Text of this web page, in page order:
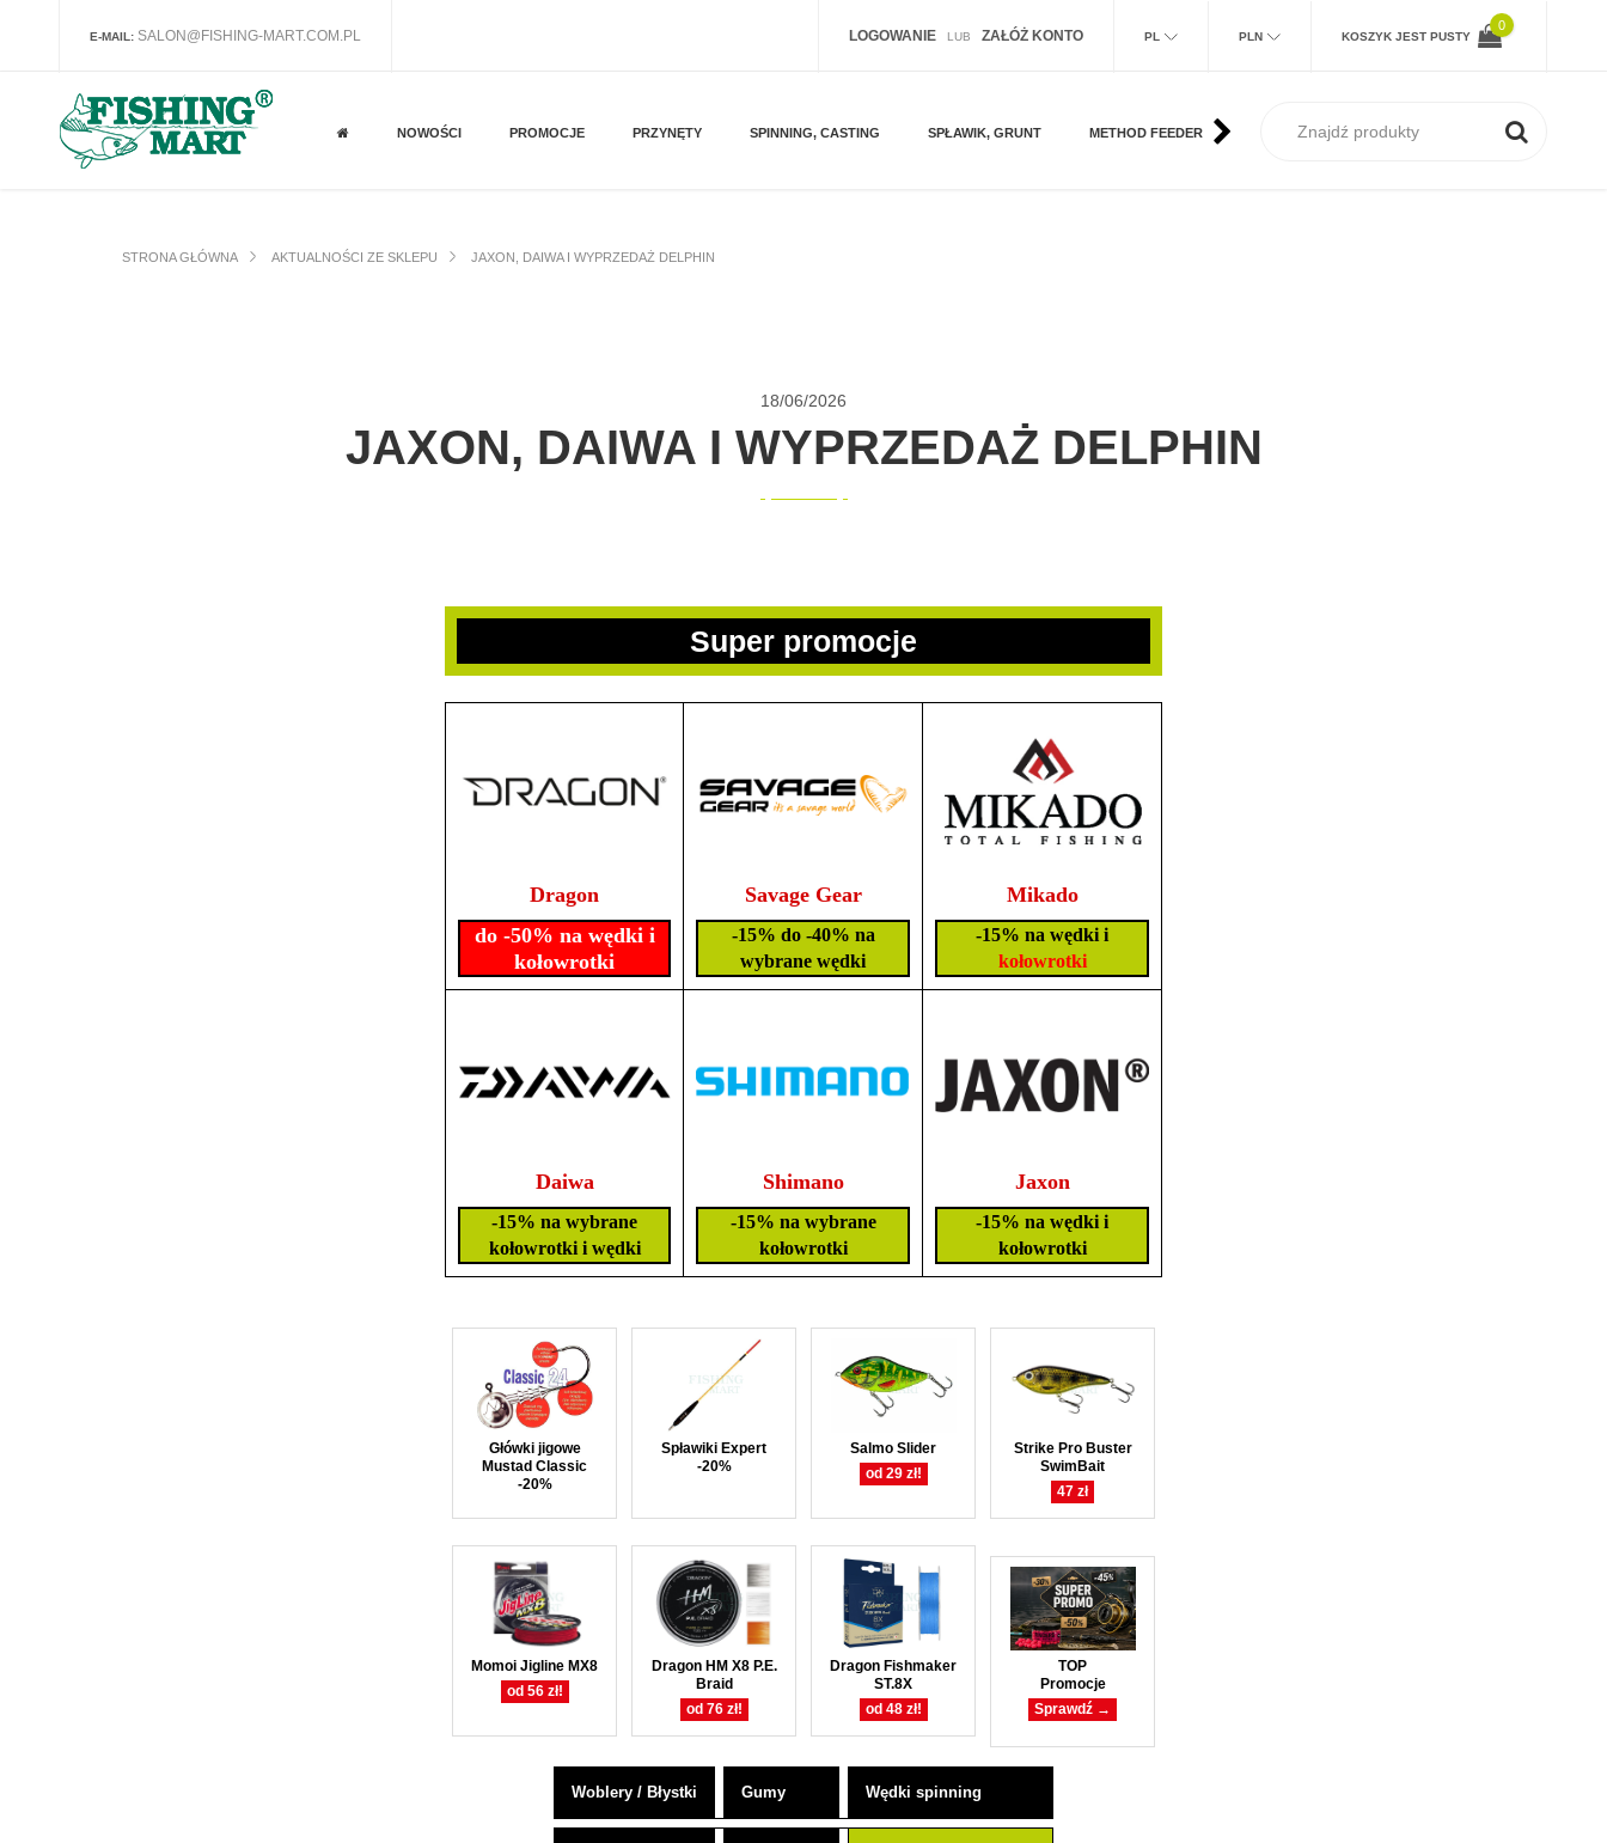
E-MAIL: SALON@FISHING-MART.COM.PL LOGOWANIELUB ZAŁÓŻ KONTO PL PLN KOSZYK JEST PUSTY
0
NOWOŚCI PROMOCJE PRZYNĘTY SPINNING, CASTING SPŁAWIK, GRUNT METHOD FEEDER MORSKIE MUCHA
STRONA GŁÓWNA AKTUALNOŚCI ZE SKLEPU JAXON, DAIWA I WYPRZEDAŻ DELPHIN
18/06/2026
JAXON, DAIWA I WYPRZEDAŻ DELPHIN
Super promocje
Dragon
do -50% na wędki i
kołowrotki
Savage Gear
-15% do -40% na
wybrane wędki
Mikado
-15% na wędki i
kołowrotki
Daiwa
-15% na wybrane
kołowrotki i wędki
Shimano
-15% na wybrane
kołowrotki
Jaxon
-15% na wędki i
kołowrotki
Główki jigowe
Mustad Classic
-20%
Spławiki Expert
-20%
Salmo Slider
od 29 zł!
Strike Pro Buster
SwimBait
47 zł
Momoi Jigline MX8
od 56 zł!
Dragon HM X8 P.E.
Braid
od 76 zł!
Dragon Fishmaker
ST.8X
od 48 zł!
TOP
Promocje
Sprawdź →
Woblery / Błystki Gumy Wędki spinning